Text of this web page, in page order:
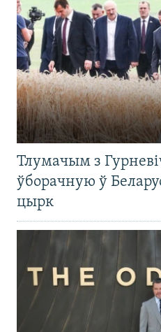
Тлумачым з
ўборачную ў
цырк